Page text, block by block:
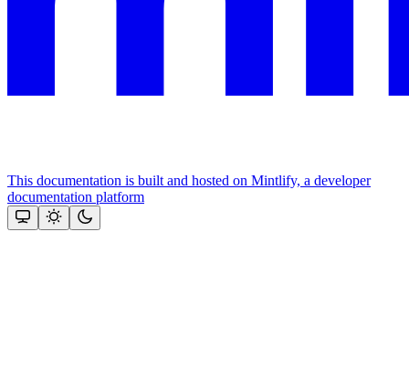
This documentation is built and hosted on Mintlify, a developer
documentation platform